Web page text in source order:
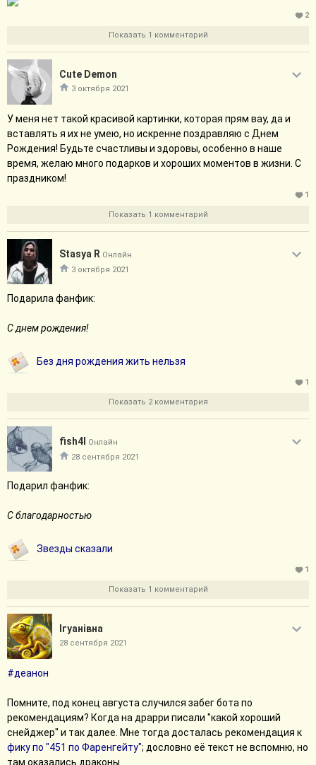
2
Показать 1 комментарий
Cute Demon
3 октября 2021
У меня нет такой красивой картинки, которая прям вау, да и
вставлять я их не умею, но искренне поздравляю с Днем
Рождения! Будьте счастливы и здоровы, особенно в наше
время, желаю много подарков и хороших моментов в жизни. С
праздником!
1
Показать 1 комментарий
Stasya R Онлайн
3 октября 2021
Подарила фанфик:
С днем рождения!
Без дня рождения жить нельзя
1
Показать 2 комментария
fish4l
Онлайн
28 сентября 2021
Подарил фанфик:
С благодарностью
Звезды сказали
1
Показать 1 комментарий
Iгуанiвна
28 сентября 2021
#деанон
Помните, под конец августа случился забег бота по
рекомендациям? Когда на драрри писали "какой хороший
снейджер" и так далее. Мне тогда досталась рекомендация к
фику по "451 по Фаренгейту"; дословно её текст не вспомню, но
там оказались драконы.